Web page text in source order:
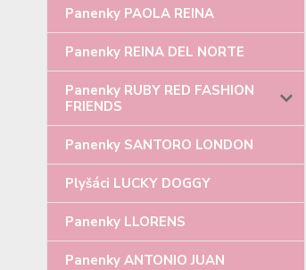
Panenky PAOLA REINA
Panenky REINA DEL NORTE
Panenky RUBY RED FASHION
FRIENDS
Panenky SANTORO LONDON
Plyšáci LUCKY DOGGY
Panenky LLORENS
Panenky ANTONIO JUAN